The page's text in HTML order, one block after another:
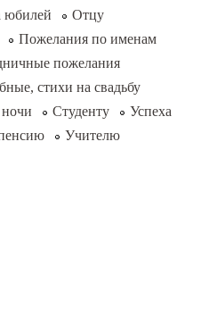
юбилей
Отцу
Пожелания по именам
пожелания
стихи на свадьбу
Студенту
Успеха
Учителю